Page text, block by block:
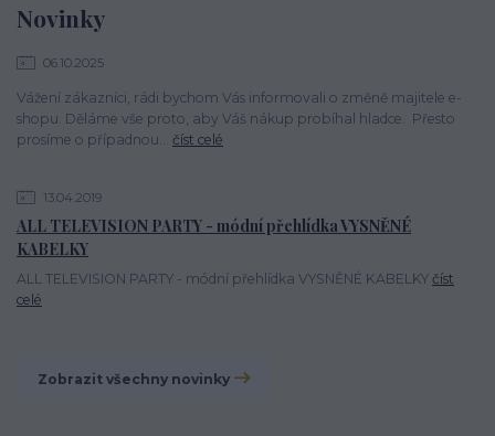
Novinky
06.10.2025
Vážení zákazníci, rádi bychom Vás informovali o změně majitele e-
shopu. Děláme vše proto, aby Váš nákup probíhal hladce. Přesto
prosíme o případnou... číst celé
13.04.2019
ALL TELEVISION PARTY - módní přehlídka VYSNĚNÉ
KABELKY
ALL TELEVISION PARTY - módní přehlídka VYSNĚNÉ KABELKY číst
celé
Zobrazit všechny novinky